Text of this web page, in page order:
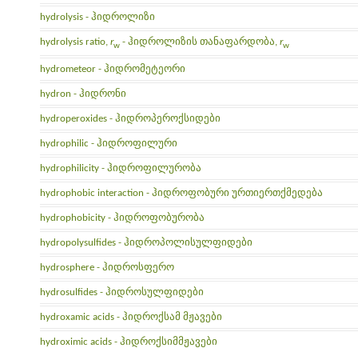
hydrolysis - ჰიდროლიზი
hydrolysis ratio, rw - ჰიდროლიზის თანაფარდობა, rw
hydrometeor - ჰიდრომეტეორი
hydron - ჰიდრონი
hydroperoxides - ჰიდროპეროქსიდები
hydrophilic - ჰიდროფილური
hydrophilicity - ჰიდროფილურობა
hydrophobic interaction - ჰიდროფობური ურთიერთქმედება
hydrophobicity - ჰიდროფობურობა
hydropolysulfides - ჰიდროპოლისულფიდები
hydrosphere - ჰიდროსფერო
hydrosulfides - ჰიდროსულფიდები
hydroxamic acids - ჰიდროქსამ მჟავები
hydroximic acids - ჰიდროქსიმმჟავები